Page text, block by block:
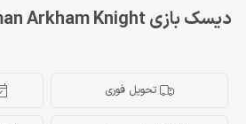
دیسک بازی Batman Arkham Knight
تحویل فوری